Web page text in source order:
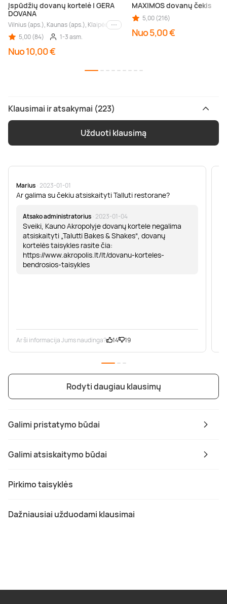
Galimi pristatymo būdai
Galimi atsiskaitymo būdai
Pirkimo taisyklės
Dažniausiai užduodami klausimai
Įspūdžių dovanų kortelė | GERA
DOVANA
Vilnius (aps.), Kaunas (aps.), Klaipėda (aps.), Palanga (aps.), Nida (aps.),
Kiti miestai
5,00 (84)
1-3 asm.
Nuo 10,00 €
MAXIMOS dovanų čekis
5,00 (216)
Nuo 5,00 €
Klausimai ir atsakymai (223)
Užduoti klausimą
Marius · 2023-01-01
Ar galima su čekiu atsiskaityti Talluti restorane?
Atsako administratorius · 2023-01-04
Sveiki, Kauno Akropolyje dovanų kortele negalima
atsiskaityti „Talutti Bakes & Shakes“, dovanų
kortelės taisykles rasite čia:
https://www.akropolis.lt/lt/dovanu-korteles-
bendrosios-taisykles
Ar ši informacija Jums naudinga? 14 19
Rodyti daugiau klausimų